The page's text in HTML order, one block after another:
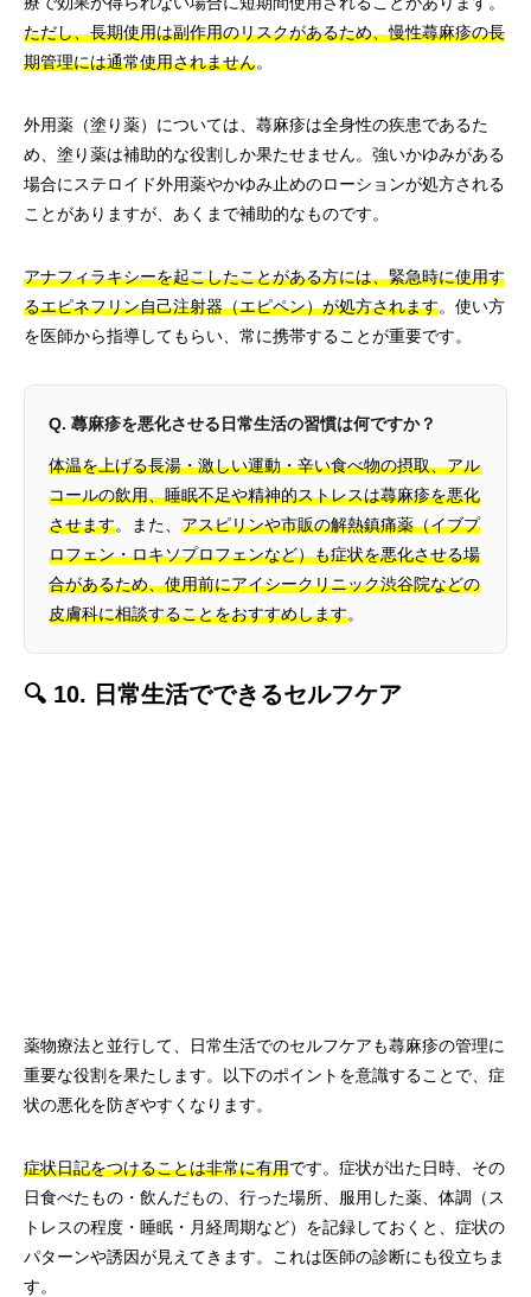
ただし、長期使用は副作用のリスクがあるため、慢性蕁麻疹の長
期管理には通常使用されません。
外用薬（塗り薬）については、蕁麻疹は全身性の疾患であるた
め、塗り薬は補助的な役割しか果たせません。強いかゆみがある
場合にステロイド外用薬やかゆみ止めのローションが処方される
ことがありますが、あくまで補助的なものです。
アナフィラキシーを起こしたことがある方には、緊急時に使用す
るエピネフリン自己注射器（エピペン）が処方されます。使い方
を医師から指導してもらい、常に携帯することが重要です。
Q. 蕁麻疹を悪化させる日常生活の習慣は何ですか？
体温を上げる長湯・激しい運動・辛い食べ物の摂取、アル
コールの飲用、睡眠不足や精神的ストレスは蕁麻疹を悪化
させます。また、 アスピリンや市販の解熱鎮痛薬（イブプ
ロフェン・ロキソプロフェンなど）も症状を悪化させる場
合があるため、使用前にアイシークリニック渋谷院などの
皮膚科に相談することをおすすめします。
🔍 10. 日常生活でできるセルフケア
薬物療法と並行して、日常生活でのセルフケアも蕁麻疹の管理に
重要な役割を果たします。以下のポイントを意識することで、症
状の悪化を防ぎやすくなります。
症状日記をつけることは非常に有用です。症状が出た日時、その
日食べたもの・飲んだもの、行った場所、服用した薬、体調（ス
トレスの程度・睡眠・月経周期など）を記録しておくと、症状の
パターンや誘因が見えてきます。これは医師の診断にも役立ちま
す。